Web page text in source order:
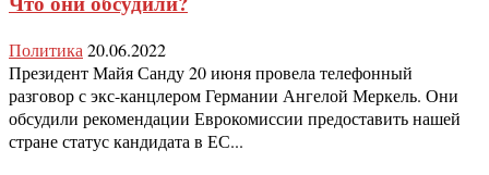
Политика 20.06.2022
Президент Майя Санду 20 июня провела телефонный
разговор с экс-канцлером Германии Ангелой Меркель. Они
обсудили рекомендации Еврокомиссии предоставить нашей
стране статус кандидата в ЕС...